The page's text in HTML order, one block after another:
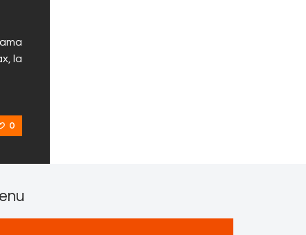
la
0